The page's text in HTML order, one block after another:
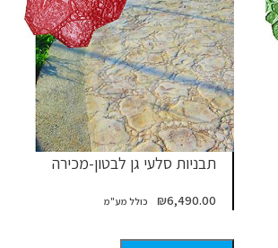
תבניות סלעי גן לבטון-מכירה
₪6,490.00